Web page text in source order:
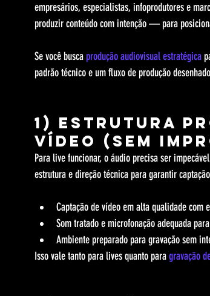
empresários, especialistas, infoprodutores e
produzir conteúdo com intenção — para
Se você busca produção audiovisual estratégica
padrão técnico e um fluxo de produção
1) Estrutura
vídeo (sem
Para live funcionar, o áudio precisa ser
estrutura e direção técnica para garantir
Captação de vídeo em alta qualidade com
Som tratado e microfonação adequada
Ambiente preparado para gravação sem
Isso vale tanto para lives quanto para gravação